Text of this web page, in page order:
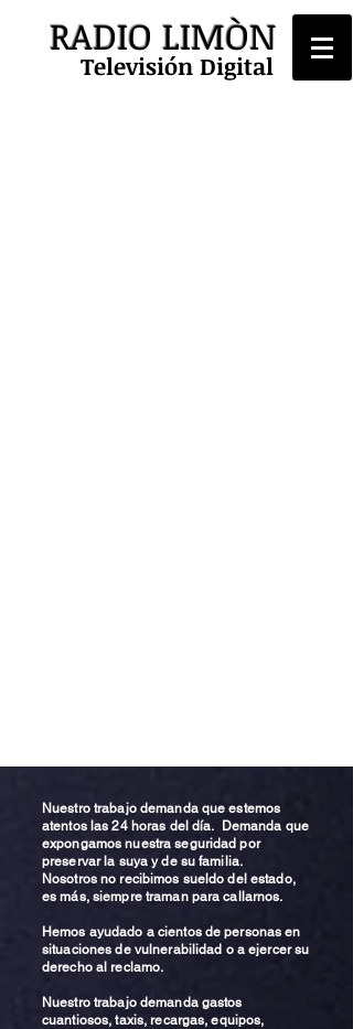
RADIO LIMÒN
Televisión Digital
Nuestro trabajo demanda que estemos
atentos las 24 horas del día. Demanda que
expongamos nuestra seguridad por
preservar la suya y de su familia.
Nosotros no recibimos sueldo del estado,
es más, siempre traman para callarnos.
Hemos ayudado a cientos de personas en
situaciones de vulnerabilidad o a ejercer su
derecho al reclamo.
Nuestro trabajo demanda gastos
cuantiosos, taxis, recargas, equipos,